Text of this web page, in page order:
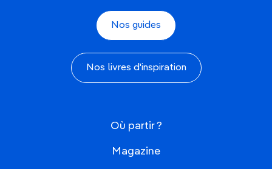
Nos guides
Nos livres d'inspiration
Où partir ?
Magazine